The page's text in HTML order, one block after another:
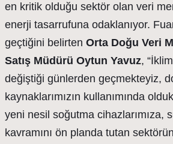
en kritik olduğu sektör olan veri
enerji tasarrufuna odaklanıyor.
geçtiğini belirten Orta Doğu Veri
Satış Müdürü Oytun Yavuz,
değiştiği günlerden geçmekteyiz,
kaynaklarımızın kullanımında
yeni nesil soğutma cihazlarımıza,
kavramını ön planda tutan